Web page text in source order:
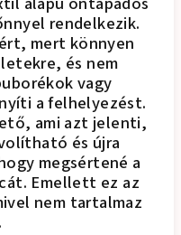
rendelkezik.
mert könnyen
és nem
vagy
a felhelyezést.
ami azt jelenti,
és újra
megsértené a
Emellett ez az
nem tartalmaz